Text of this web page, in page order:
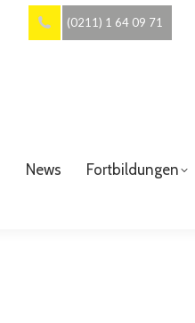
(0211) 1 64 09 71
News Fortbildungen